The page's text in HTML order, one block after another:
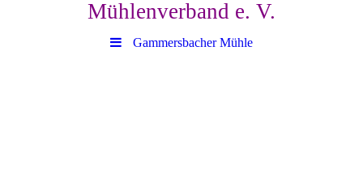
Mühlenverband e. V.
Gammersbacher Mühle